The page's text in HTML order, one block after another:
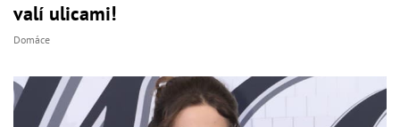
valí ulicami!
Domáce